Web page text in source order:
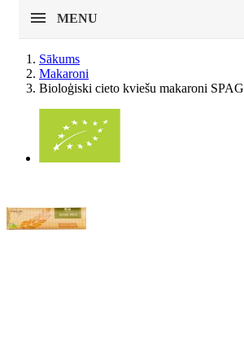
MENU
Sākums
Makaroni
Bioloģiski cieto kviešu makaroni